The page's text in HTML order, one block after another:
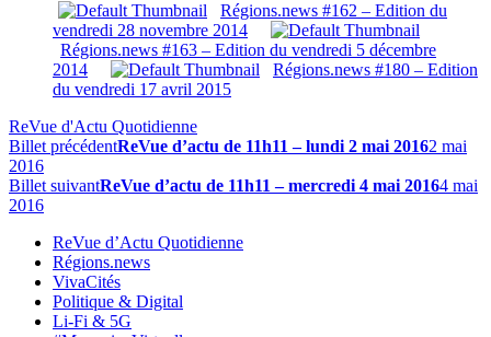
Régions.news #162 – Edition du
vendredi 28 novembre 2014
Régions.news #163 – Edition du vendredi 5 décembre
2014
Régions.news #180 – Edition
du vendredi 17 avril 2015
ReVue d'Actu Quotidienne
Billet précédentReVue d’actu de 11h11 – lundi 2 mai 20162 mai
2016
Billet suivantReVue d’actu de 11h11 – mercredi 4 mai 20164 mai
2016
ReVue d’Actu Quotidienne
Régions.news
VivaCités
Politique & Digital
Li-Fi & 5G